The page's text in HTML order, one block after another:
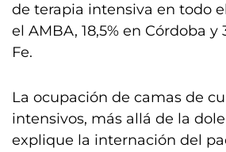
de terapia intensiva en todo
el AMBA, 18,5% en Córdoba y
Fe.
La ocupación de camas de
intensivos, más allá de la
explique la internación del